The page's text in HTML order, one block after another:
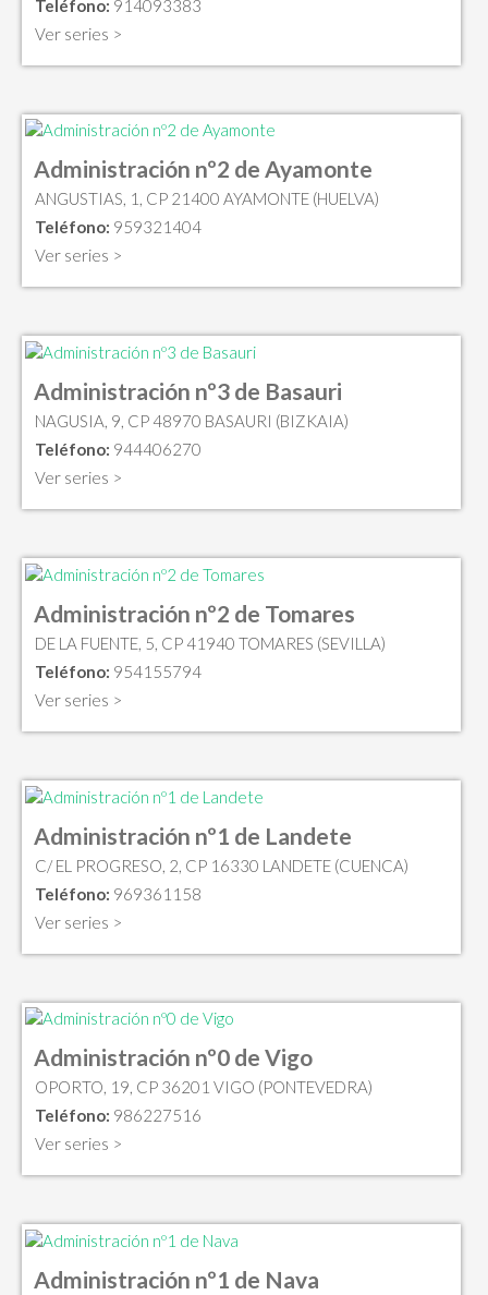
Teléfono: 914093383
Ver series >
Administración nº2 de Ayamonte
ANGUSTIAS, 1, CP 21400 AYAMONTE (HUELVA)
Teléfono: 959321404
Ver series >
Administración nº3 de Basauri
NAGUSIA, 9, CP 48970 BASAURI (BIZKAIA)
Teléfono: 944406270
Ver series >
Administración nº2 de Tomares
DE LA FUENTE, 5, CP 41940 TOMARES (SEVILLA)
Teléfono: 954155794
Ver series >
Administración nº1 de Landete
C/ EL PROGRESO, 2, CP 16330 LANDETE (CUENCA)
Teléfono: 969361158
Ver series >
Administración nº0 de Vigo
OPORTO, 19, CP 36201 VIGO (PONTEVEDRA)
Teléfono: 986227516
Ver series >
Administración nº1 de Nava